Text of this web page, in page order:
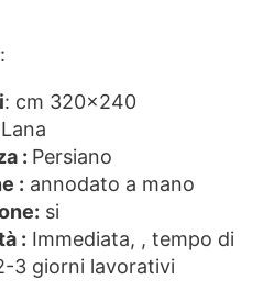
:
: cm 320×240
Lana
: Persiano
: annodato a mano
si
: Immediata, , tempo di
3 giorni lavorativi